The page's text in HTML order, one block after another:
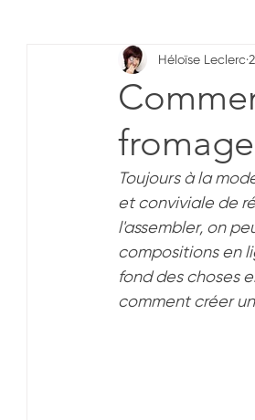
Dent sucrée Sazón
Aromate Cuisine chinoise
Horizons d'attente
Sensation Umami
Héloïse Leclerc
Toujours à la
et conviviale de
l'assembler, on
compositions en
fond des choses
comment créer